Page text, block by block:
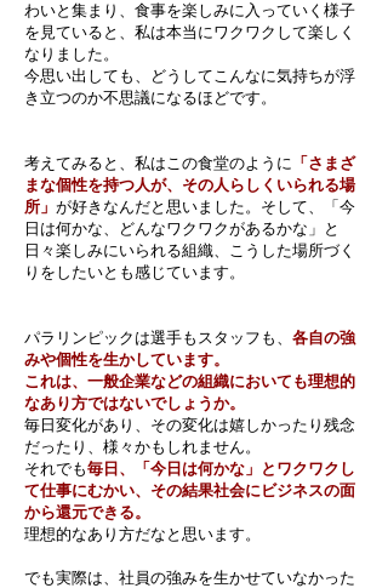
わいと集まり、食事を楽しみに入っていく様子
を見ていると、私は本当にワクワクして楽しく
なりました。
今思い出しても、どうしてこんなに気持ちが浮
き立つのか不思議になるほどです。
考えてみると、私はこの食堂のように 「さまざ
まな個性を持つ人が、その人らしくいられる場
所」 が好きなんだと思いました。そして、「今
日は何かな、どんなワクワクがあるかな」と
日々楽しみにいられる組織、こうした場所づく
りをしたいとも感じています。
パラリンピックは選手もスタッフも、 各自の強
みや個性を生かしています。
これは、一般企業などの組織においても理想的
なあり方ではないでしょうか。
毎日変化があり、その変化は嬉しかったり残念
だったり、様々かもしれません。
それでも毎日、「今日は何かな」とワクワクし
て仕事にむかい、その結果社会にビジネスの面
から還元できる。
理想的なあり方だなと思います。
でも実際は、社員の強みを生かせていなかった